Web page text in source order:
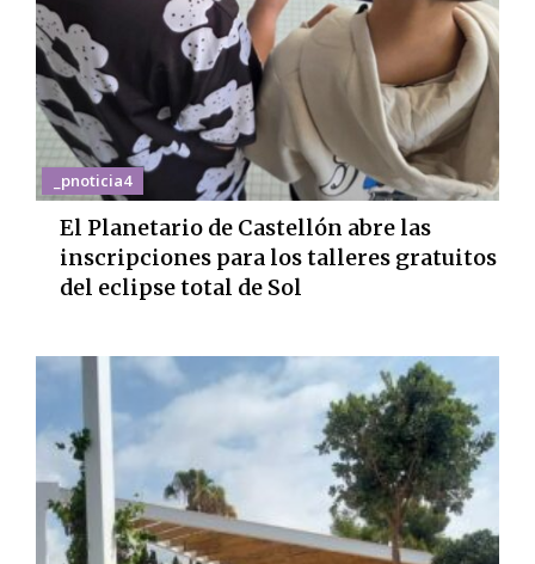
_pnoticia4
El Planetario de Castellón abre las
inscripciones para los talleres gratuitos
del eclipse total de Sol